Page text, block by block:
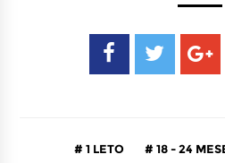
1 LETO 18 - 24